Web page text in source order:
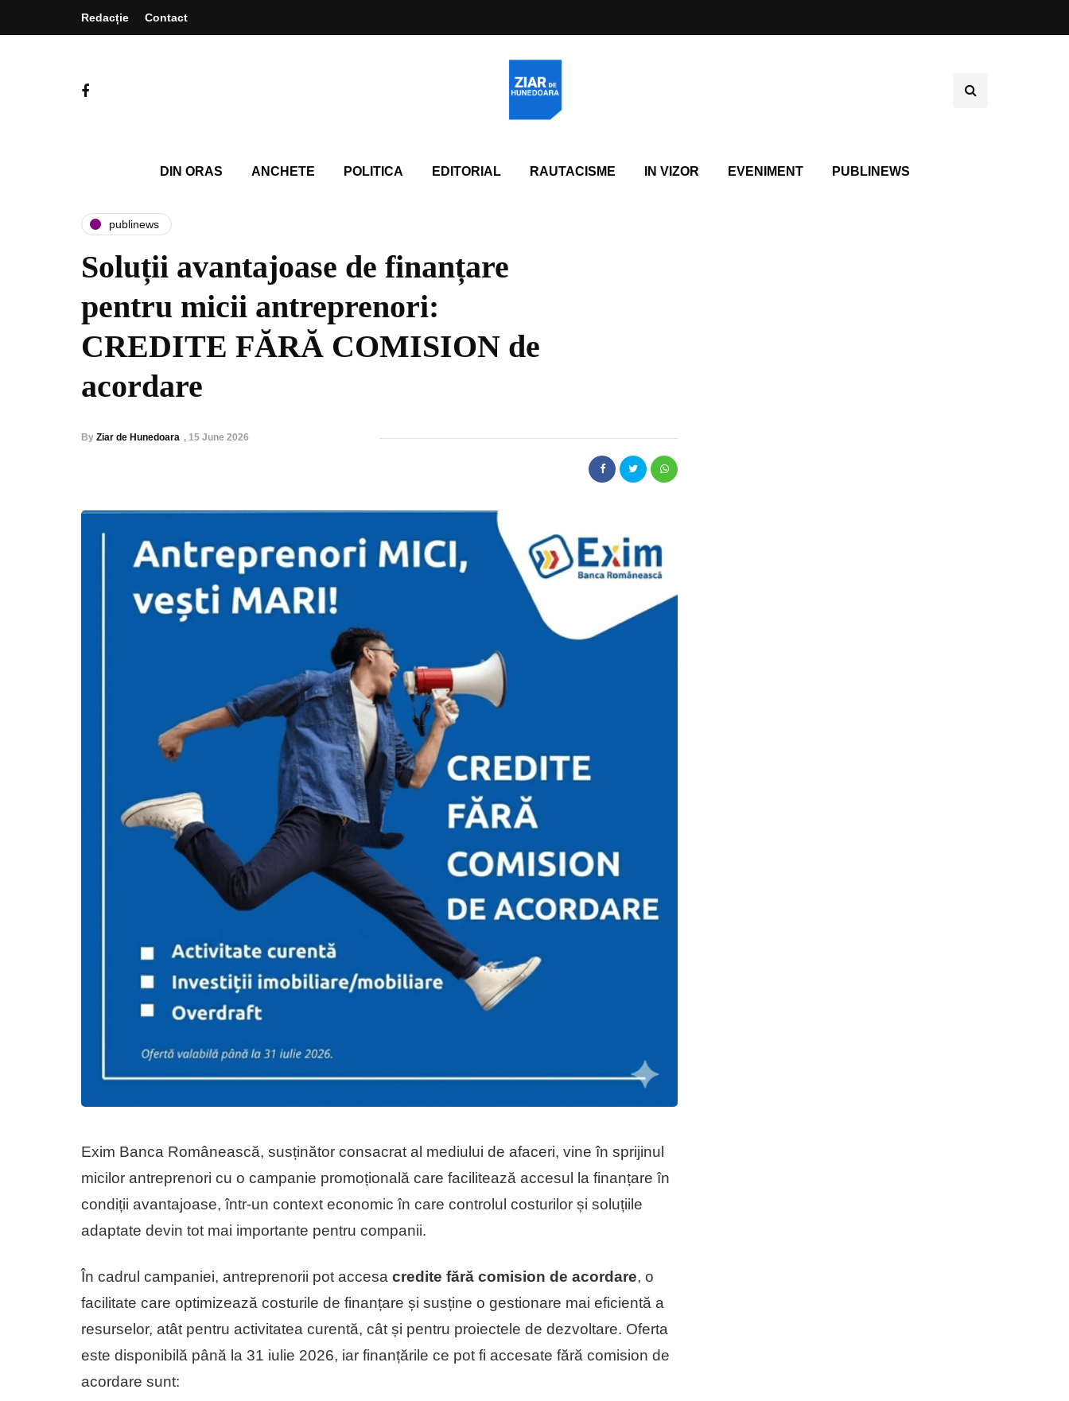
Redacție Contact
DIN ORAS ANCHETE POLITICA EDITORIAL RAUTACISME IN VIZOR EVENIMENT PUBLINEWS
publinews
Soluții avantajoase de finanțare
pentru micii antreprenori:
CREDITE FĂRĂ COMISION de
acordare
By Ziar de Hunedoara , 15 June 2026
Exim Banca Românească, susținător consacrat al mediului de afaceri, vine în sprijinul
micilor antreprenori cu o campanie promoțională care facilitează accesul la finanțare în
condiții avantajoase, într-un context economic în care controlul costurilor și soluțiile
adaptate devin tot mai importante pentru companii.
În cadrul campaniei, antreprenorii pot accesa credite fără comision de acordare, o
facilitate care optimizează costurile de finanțare și susține o gestionare mai eficientă a
resurselor, atât pentru activitatea curentă, cât și pentru proiectele de dezvoltare. Oferta
este disponibilă până la 31 iulie 2026, iar finanțările ce pot fi accesate fără comision de
acordare sunt: